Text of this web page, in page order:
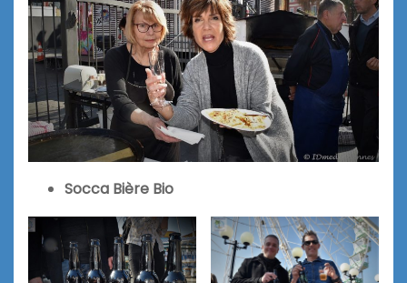
Socca Bière Bio